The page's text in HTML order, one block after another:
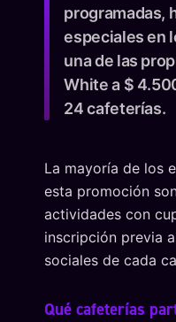
programadas,
especiales en
una de las
White a $
24 cafeterías.
La mayoría de los
esta promoción
actividades con
inscripción previa
sociales de cada
Qué cafeterías